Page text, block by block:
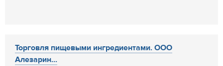
Торговля пищевыми ингредиентами. ООО
Алезарин...